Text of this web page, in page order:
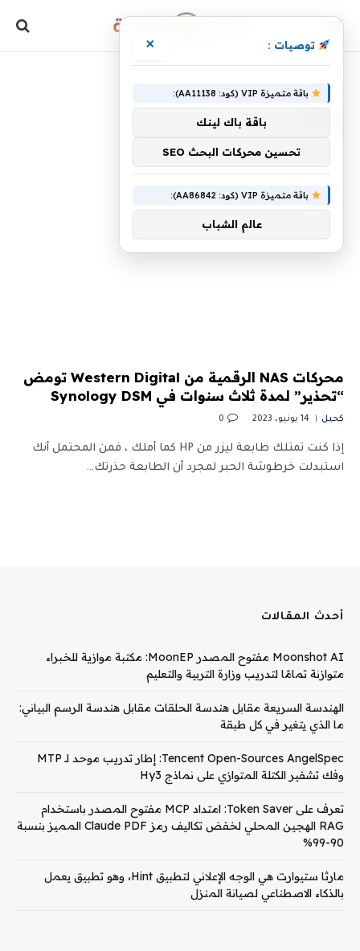
محركات NAS الرقمية من Western Digital تومض
“تحذير” لمدة ثلاث سنوات في Synology DSM
كحيل 14 يونيو، 2023 0
إذا كنت تمتلك طابعة ليزر من HP كما أملك ، فمن المحتمل أنك
استبدلت خرطوشة الحبر لمجرد أن الطابعة حذرتك…
أحدث المقالات
Moonshot AI مفتوح المصدر MoonEP: مكتبة موازية للخبراء
متوازنة تمامًا لتدريب وزارة التربية والتعليم
الهندسة السريعة مقابل هندسة الحلقات مقابل هندسة الرسم البياني:
ما الذي يتغير في كل طبقة
Tencent Open-Sources AngelSpec: إطار تدريب موحد لـ MTP
وفك تشفير الكتلة المتوازي على نماذج Hy3
تعرف على Token Saver: امتداد MCP مفتوح المصدر باستخدام
RAG الهجين المحلي لخفض تكاليف رمز Claude PDF المميز بنسبة
90-99%
مارثا ستيوارت هي الوجه الإعلاني لتطبيق Hint، وهو تطبيق يعمل
بالذكاء الاصطناعي لصيانة المنزل
توصيات : ×
باقة متميزة VIP (كود: AA11138):
باقة باك لينك
تحسين محركات البحث SEO
باقة متميزة VIP (كود: AA86842):
عالم الشباب